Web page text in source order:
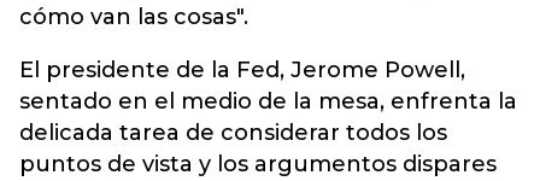
cómo van las cosas".
El presidente de la Fed, Jerome Powell,
sentado en el medio de la mesa, enfrenta la
delicada tarea de considerar todos los
puntos de vista y los argumentos dispares